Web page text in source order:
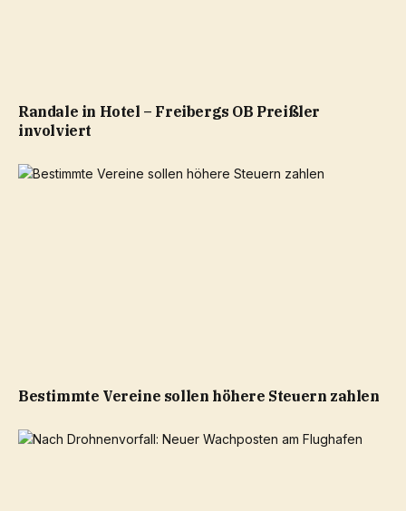
Randale in Hotel – Freibergs OB Preißler
involviert
Bestimmte Vereine sollen höhere Steuern zahlen